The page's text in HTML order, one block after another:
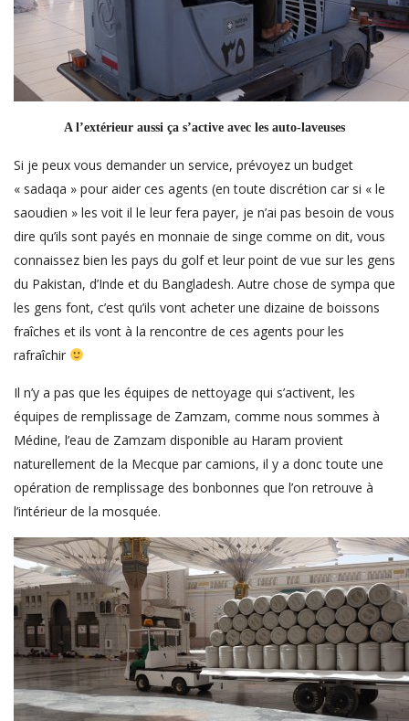
A l’extérieur aussi ça s’active avec les auto-laveuses
Si je peux vous demander un service, prévoyez un budget
« sadaqa » pour aider ces agents (en toute discrétion car si « le
saoudien » les voit il le leur fera payer, je n’ai pas besoin de vous
dire qu’ils sont payés en monnaie de singe comme on dit, vous
connaissez bien les pays du golf et leur point de vue sur les gens
du Pakistan, d’Inde et du Bangladesh. Autre chose de sympa que
les gens font, c’est qu’ils vont acheter une dizaine de boissons
fraîches et ils vont à la rencontre de ces agents pour les
rafraîchir
Il n’y a pas que les équipes de nettoyage qui s’activent, les
équipes de remplissage de Zamzam, comme nous sommes à
Médine, l’eau de Zamzam disponible au Haram provient
naturellement de la Mecque par camions, il y a donc toute une
opération de remplissage des bonbonnes que l’on retrouve à
l’intérieur de la mosquée.